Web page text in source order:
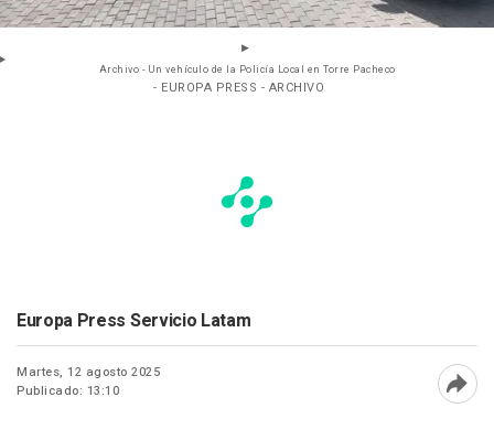
Archivo - Un vehículo de la Policía Local en Torre Pacheco
- EUROPA PRESS - ARCHIVO
Europa Press Servicio Latam
Martes, 12 agosto 2025
Publicado: 13:10